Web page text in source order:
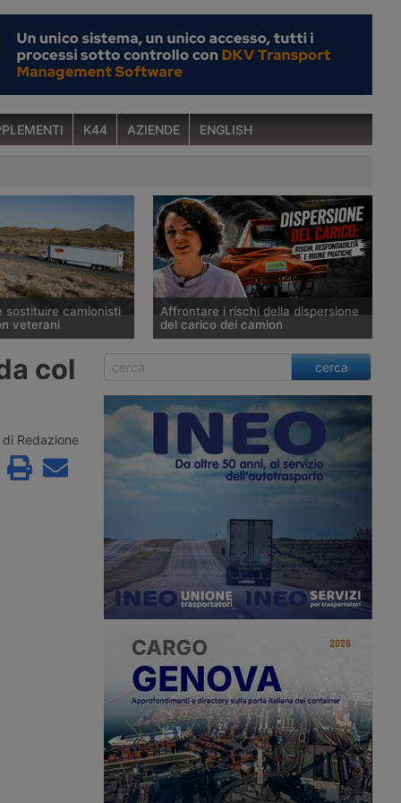
K44 AZIENDE ENGLISH
sostituire camionisti
veterani
sostituire gli autisti
immigrati con
carenza strutturale di
provvedimento giunge
delle patenti a circa
con status
Affrontare i rischi della dispersione
del carico dei camion
In questo video di K44, Laura Broglio
industriali, un problema che colpisce
soprattutto il trasporto di materiali
sfusi su cassone. Rischi per la
sicurezza stradale, ma anche di
pesanti sanzioni.
col
di Redazione
cerca